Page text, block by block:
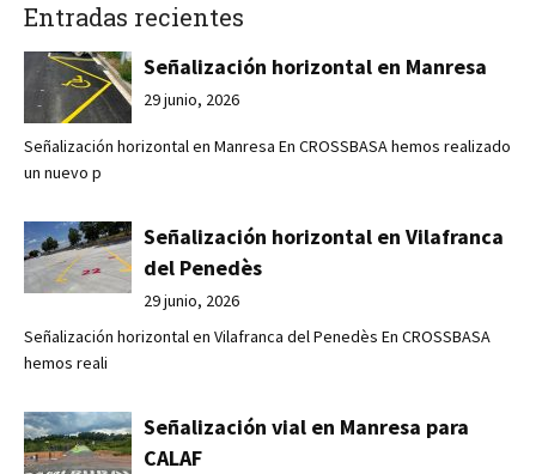
Entradas recientes
Señalización horizontal en Manresa
29 junio, 2026
Señalización horizontal en Manresa En CROSSBASA hemos realizado
un nuevo p
Señalización horizontal en Vilafranca
del Penedès
29 junio, 2026
Señalización horizontal en Vilafranca del Penedès En CROSSBASA
hemos reali
Señalización vial en Manresa para
CALAF